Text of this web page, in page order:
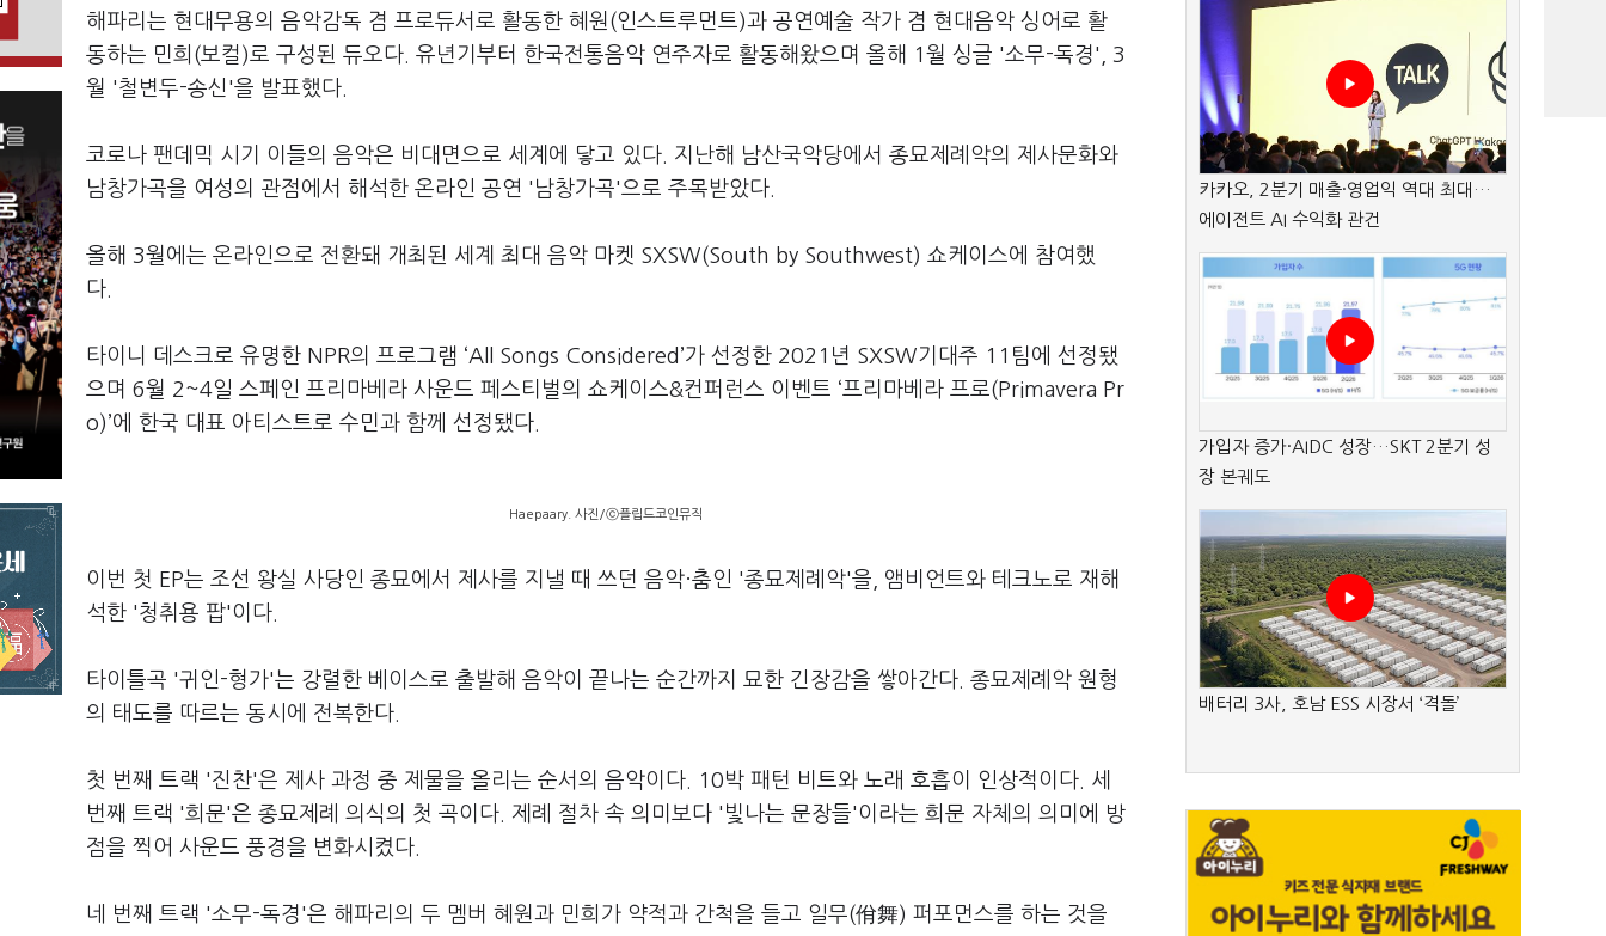
해파리는 현대무용의 음악감독 겸 프로듀서로 활동한 혜원(인스트루먼트)과 공연예술 작가 겸 현대음악 싱어로 활
동하는 민희(보컬)로 구성된 듀오다. 유년기부터 한국전통음악 연주자로 활동해왔으며 올해 1월 싱글 '소무-독경', 3
월 '철변두-송신'을 발표했다.
코로나 팬데믹 시기 이들의 음악은 비대면으로 세계에 닿고 있다. 지난해 남산국악당에서 종묘제례악의 제사문화와
남창가곡을 여성의 관점에서 해석한 온라인 공연 '남창가곡'으로 주목받았다.
올해 3월에는 온라인으로 전환돼 개최된 세계 최대 음악 마켓 SXSW(South by Southwest) 쇼케이스에 참여했
다.
타이니 데스크로 유명한 NPR의 프로그램 ‘All Songs Considered’가 선정한 2021년 SXSW기대주 11팀에 선정됐
으며 6월 2~4일 스페인 프리마베라 사운드 페스티벌의 쇼케이스&컨퍼런스 이벤트 ‘프리마베라 프로(Primavera Pr
o)’에 한국 대표 아티스트로 수민과 함께 선정됐다.
Haepaary. 사진/ⓒ플립드코인뮤직
이번 첫 EP는 조선 왕실 사당인 종묘에서 제사를 지낼 때 쓰던 음악·춤인 '종묘제례악'을, 앰비언트와 테크노로 재해
석한 '청취용 팝'이다.
타이틀곡 '귀인-형가'는 강렬한 베이스로 출발해 음악이 끝나는 순간까지 묘한 긴장감을 쌓아간다. 종묘제례악 원형
의 태도를 따르는 동시에 전복한다.
첫 번째 트랙 '진찬'은 제사 과정 중 제물을 올리는 순서의 음악이다. 10박 패턴 비트와 노래 호흡이 인상적이다. 세
번째 트랙 '희문'은 종묘제례 의식의 첫 곡이다. 제례 절차 속 의미보다 '빛나는 문장들'이라는 희문 자체의 의미에 방
점을 찍어 사운드 풍경을 변화시켰다.
네 번째 트랙 '소무-독경'은 해파리의 두 멤버 혜원과 민희가 약적과 간척을 들고 일무(佾舞) 퍼포먼스를 하는 것을
카카오, 2분기 매출·영업익 역대 최대…
에이전트 AI 수익화 관건
가입자 증가·AIDC 성장…SKT 2분기 성
장 본궤도
배터리 3사, 호남 ESS 시장서 ‘격돌’